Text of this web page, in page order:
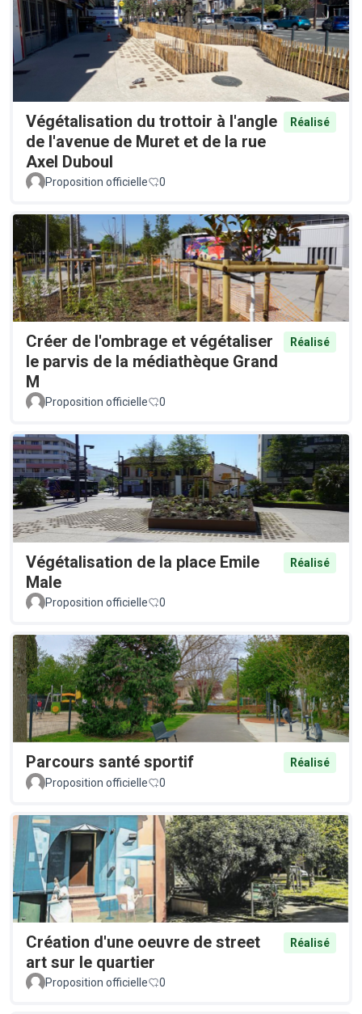
Végétalisation du trottoir à l'angle
de l'avenue de Muret et de la rue
Axel Duboul
Réalisé
Proposition officielle 0
Créer de l'ombrage et végétaliser
le parvis de la médiathèque Grand
M
Réalisé
Proposition officielle 0
Végétalisation de la place Emile
Male
Réalisé
Proposition officielle 0
Parcours santé sportif
Réalisé
Proposition officielle
0
Création d'une oeuvre de street
art sur le quartier
Réalisé
Proposition officielle 0